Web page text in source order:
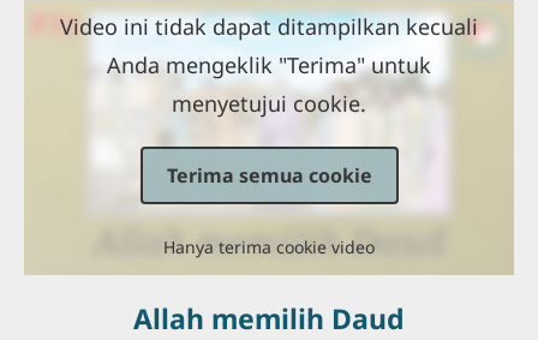
Video ini tidak dapat ditampilkan kecuali
Anda mengeklik "Terima" untuk
menyetujui cookie.
Terima semua cookie
Hanya terima cookie video
Allah memilih Daud